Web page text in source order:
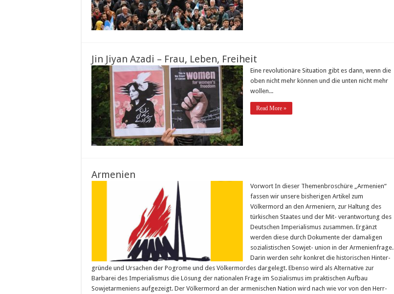
Jin Jiyan Azadi – Frau, Leben, Freiheit
Eine revolutionäre Situation gibt es dann, wenn die
oben nicht mehr können und die unten nicht mehr
wollen...
Read More »
Armenien
Vorwort In dieser Themenbroschüre „Armenien“
fassen wir unsere bisherigen Artikel zum
Völkermord an den Armeniern, zur Haltung des
türkischen Staates und der Mit- verantwortung des
Deutschen Imperialismus zusammen. Ergänzt
werden diese durch Dokumente der damaligen
sozialistischen Sowjet- union in der Armenienfrage.
Darin werden sehr konkret die historischen Hinter-
gründe und Ursachen der Pogrome und des Völkermordes dargelegt. Ebenso wird als Alternative zur
Barbarei des Imperialismus die Lösung der nationalen Frage im Sozialismus im praktischen Aufbau
Sowjetarmeniens aufgezeigt. Der Völkermord an der armenischen Nation wird nach wie vor von den Herr-